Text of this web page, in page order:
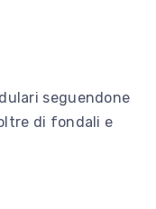
seguendone
di fondali e